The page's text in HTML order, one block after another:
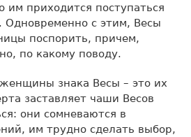
им приходится поступаться
Одновременно с этим, Весы
поспорить, причем,
по какому поводу.
знака Весы – это их
заставляет чаши Весов
они сомневаются в
им трудно сделать выбор,